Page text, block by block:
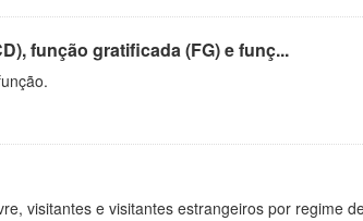
função gratificada (FG) e funç...
visitantes e visitantes estrangeiros por regime